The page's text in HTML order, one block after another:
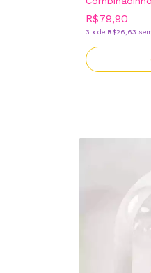
R$79,90
3 x de R$26,63